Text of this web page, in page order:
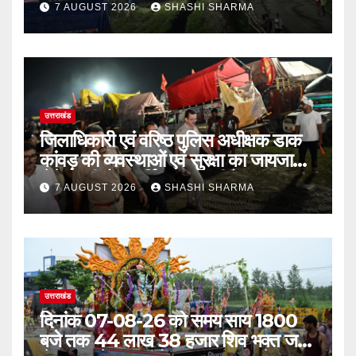
7 AUGUST 2026 SHASHI SHARMA
उत्तराखंड
जिलाधिकारी एवं वरिष्ठ पुलिस अधीक्षक डाक
कांवड़ की व्यवस्थाओं एवं सुरक्षा का जायजा
लेने बैरागी कैंप पार्किंग स्थल जीरो ग्राउंड पर
देर रात्रि पहुंचे
7 AUGUST 2026 SHASHI SHARMA
उत्तराखंड
दिनांक 07-08-26 को समय साय 1800
बजे तक 44 लाख 38 हजार शिव भक्त जल